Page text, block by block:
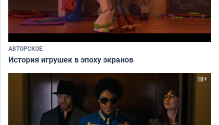
АВТОРСКОЕ
История игрушек в эпоху экранов